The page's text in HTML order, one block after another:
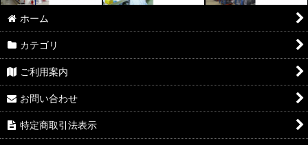
ホーム
カテゴリ
ご利用案内
お問い合わせ
特定商取引法表示